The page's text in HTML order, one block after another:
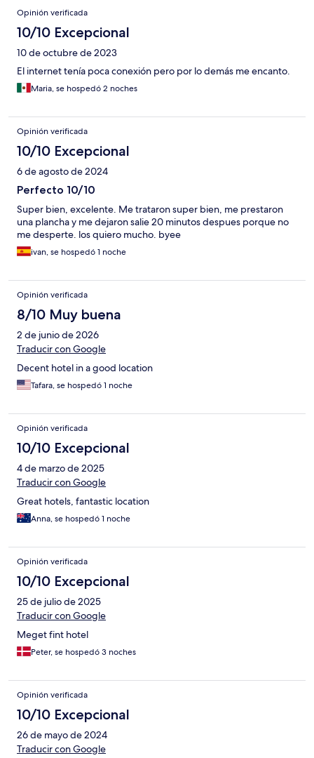
Opinión verificada
10/10 Excepcional
10 de octubre de 2023
El internet tenía poca conexión pero por lo demás me encanto.
Maria, se hospedó 2 noches
Opinión verificada
10/10 Excepcional
6 de agosto de 2024
Perfecto 10/10
Super bien, excelente. Me trataron super bien, me prestaron
una plancha y me dejaron salie 20 minutos despues porque no
me desperte. los quiero mucho. byee
ivan, se hospedó 1 noche
Opinión verificada
8/10 Muy buena
2 de junio de 2026
Traducir con Google
Decent hotel in a good location
Tafara, se hospedó 1 noche
Opinión verificada
10/10 Excepcional
4 de marzo de 2025
Traducir con Google
Great hotels, fantastic location
Anna, se hospedó 1 noche
Opinión verificada
10/10 Excepcional
25 de julio de 2025
Traducir con Google
Meget fint hotel
Peter, se hospedó 3 noches
Opinión verificada
10/10 Excepcional
26 de mayo de 2024
Traducir con Google